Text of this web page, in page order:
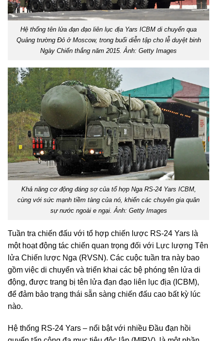
Hệ thống tên lửa đạn đạo liên lục địa Yars ICBM di chuyển qua
Quảng trường Đỏ ở Moscow, trong buổi diễn tập cho lễ duyệt binh
Ngày Chiến thắng năm 2015. Ảnh: Getty Images
Khả năng cơ động đáng sợ của tổ hợp Nga RS-24 Yars ICBM,
cùng với sức mạnh tiềm tàng của nó, khiến các chuyên gia quân
sự nước ngoài e ngại. Ảnh: Getty Images
Tuần tra chiến đấu với tổ hợp chiến lược RS-24 Yars là
một hoạt động tác chiến quan trọng đối với Lực lượng Tên
lửa Chiến lược Nga (RVSN). Các cuộc tuần tra này bao
gồm việc di chuyển và triển khai các bệ phóng tên lửa di
động, được trang bị tên lửa đạn đạo liên lục địa (ICBM),
để đảm bảo trạng thái sẵn sàng chiến đấu cao bất kỳ lúc
nào.
Hệ thống RS-24 Yars – nổi bật với nhiều Đầu đạn hồi